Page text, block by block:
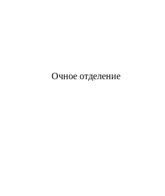
Очное отделение